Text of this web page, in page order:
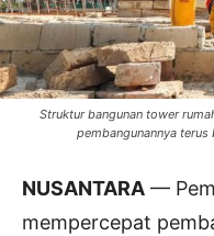
Struktur bangunan tower
pembangunannya terus
NUSANTARA —
mempercepat